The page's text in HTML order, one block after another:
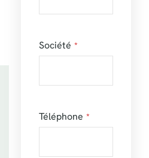
Société *
Téléphone *